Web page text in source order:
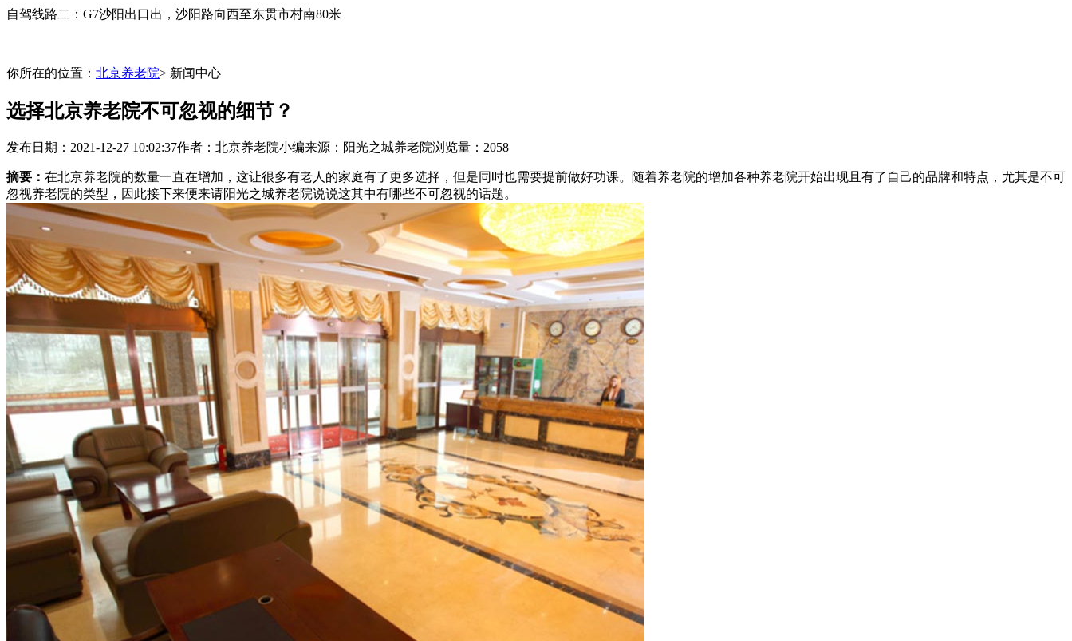
自驾线路二：G7沙阳出口出，沙阳路向西至东贯市村南80米
你所在的位置： 北京养老院> 新闻中心
选择北京养老院不可忽视的细节？
发布日期：2021-12-27 10:02:37作者：北京养老院小编来源：阳光之城养老院浏览量：2058
摘要： 在北京养老院的数量一直在增加，这让很多有老人的家庭有了更多选择，但是同时也需要提前做好功课。随着养老院的增加各种养老院开始出现且有了自己的品牌和特点，尤其是不可
忽视养老院的类型，因此接下来便来请阳光之城养老院说说这其中有哪些不可忽视的话题。